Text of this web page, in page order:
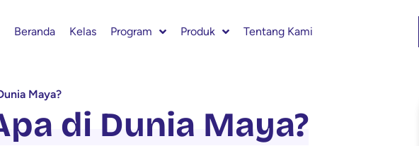
Beranda Kelas Program Produk Tentang Kami
Maya?
di Dunia Maya?